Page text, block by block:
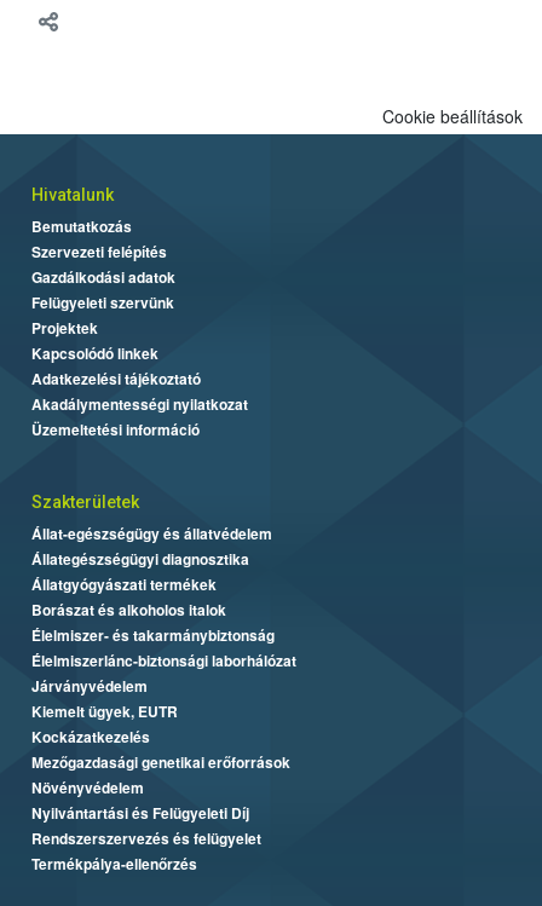
Cookie beállítások
Hivatalunk
Bemutatkozás
Szervezeti felépítés
Gazdálkodási adatok
Felügyeleti szervünk
Projektek
Kapcsolódó linkek
Adatkezelési tájékoztató
Akadálymentességi nyilatkozat
Üzemeltetési információ
Szakterületek
Állat-egészségügy és állatvédelem
Állategészségügyi diagnosztika
Állatgyógyászati termékek
Borászat és alkoholos italok
Élelmiszer- és takarmánybiztonság
Élelmiszerlánc-biztonsági laborhálózat
Járványvédelem
Kiemelt ügyek, EUTR
Kockázatkezelés
Mezőgazdasági genetikai erőforrások
Növényvédelem
Nyilvántartási és Felügyeleti Díj
Rendszerszervezés és felügyelet
Termékpálya-ellenőrzés